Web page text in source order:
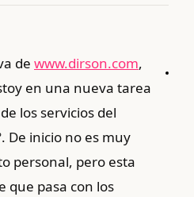
de www.dirson.com,
en una nueva tarea
los servicios del
De inicio no es muy
personal, pero esta
que pasa con los